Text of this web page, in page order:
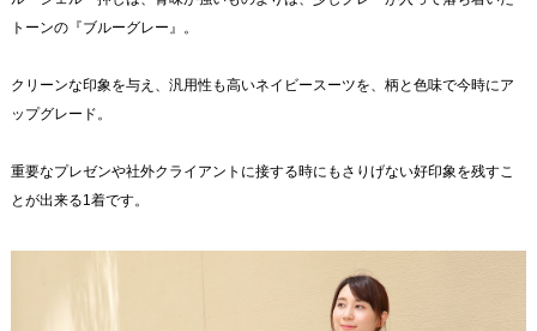
トーンの『ブルーグレー』。
クリーンな印象を与え、汎用性も高いネイビースーツを、柄と色味で今時にア
ップグレード。
重要なプレゼンや社外クライアントに接する時にもさりげない好印象を残すこ
とが出来る1着です。